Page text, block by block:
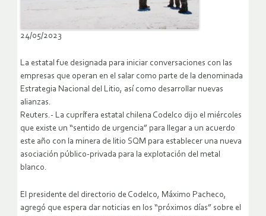
24/05/2023
La estatal fue designada para iniciar conversaciones con las
empresas que operan en el salar como parte de la denominada
Estrategia Nacional del Litio, así como desarrollar nuevas
alianzas.
Reuters.- La cuprífera estatal chilena Codelco dijo el miércoles
que existe un “sentido de urgencia” para llegar a un acuerdo
este año con la minera de litio SQM para establecer una nueva
asociación público-privada para la explotación del metal
blanco.
El presidente del directorio de Codelco, Máximo Pacheco,
agregó que espera dar noticias en los “próximos días” sobre el